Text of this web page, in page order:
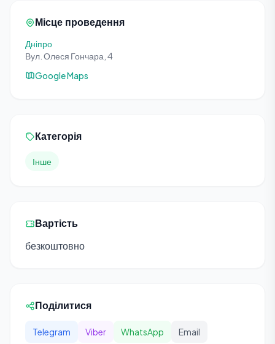
Місце проведення
Дніпро
Вул. Олеся Гончара, 4
Google Maps
Категорія
Інше
Вартість
безкоштовно
Поділитися
Telegram Viber WhatsApp Email